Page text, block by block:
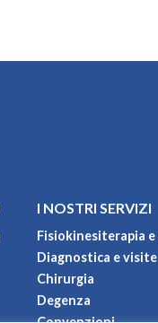
I NOSTRI SERVIZI
Fisiokinesiterapia
Diagnostica e
Chirurgia
Degenza